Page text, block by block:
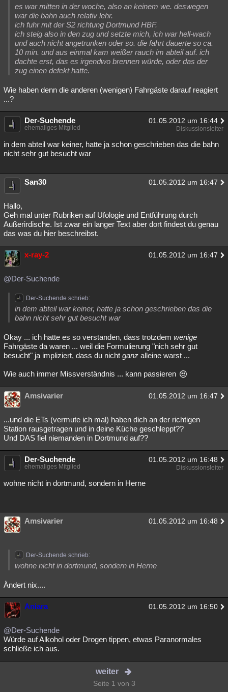
es war mitten in der woche, also an keinem we. deswegen
war die bahn auch relativ lehr.
ich fuhr mit der S2 richtung Dortmund HBF.
ich steig also in den zug und setzte mich, ich war hell-wach
und auch nicht angetrunken oder so. die fahrt dauerte so ca.
10 min. und aus einmal kam weißer rauch im abteil auf. ich
dachte erst, das es irgendwo brennen würde, oder das der
zug einen defekt hatte.
Wie haben denn die anderen (wenigen) Fahrgäste darauf reagiert
...?
Der-Suchende 01.05.2012 um 16:44
ehemaliges Mitglied Diskussionsleiter
in dem abteil war keiner, hatte ja schon geschrieben das die bahn
nicht sehr gut besucht war
San30 01.05.2012 um 16:47
Hallo,
Geh mal unter Rubriken auf Ufologie und Entführung durch
Außerirdische. Ist zwar ein langer Text aber dort findest du genau
das was du hier beschreibst.
x-ray-2 01.05.2012 um 16:47
@Der-Suchende
Der-Suchende schrieb:
in dem abteil war keiner, hatte ja schon geschrieben das die
bahn nicht sehr gut besucht war
Okay ... ich hatte es so verstanden, dass trotzdem wenige
Fahrgäste da waren ... weil die Formulierung "nich sehr gut
besucht" ja impliziert, dass du nicht ganz alleine warst ...
Wie auch immer Missverständnis ... kann passieren
Amsivarier 01.05.2012 um 16:47
...und die ETs (vermute ich mal) haben dich an der richtigen
Station rausgetragen und in deine Küche geschleppt??
Und DAS fiel niemanden in Dortmund auf??
Der-Suchende 01.05.2012 um 16:48
ehemaliges Mitglied Diskussionsleiter
wohne nicht in dortmund, sondern in Herne
Amsivarier 01.05.2012 um 16:48
Der-Suchende schrieb:
wohne nicht in dortmund, sondern in Herne
Ändert nix....
Aniara 01.05.2012 um 16:50
@Der-Suchende
Würde auf Alkohol oder Drogen tippen, etwas Paranormales
schließe ich aus.
weiter
Seite 1 von 3